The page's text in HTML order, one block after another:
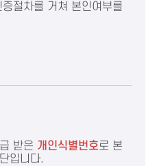
증절차를 거쳐 본인여부를
받은 개인식별번호로 본
입니다.